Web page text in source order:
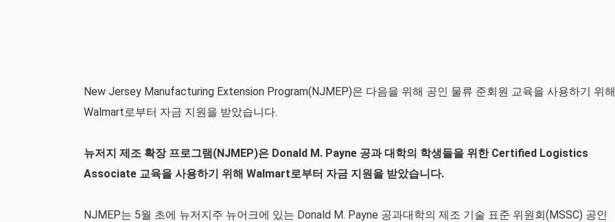
New Jersey Manufacturing Extension Program(NJMEP)은 다음을 위해 공인 물류 준회원 교육을 사용하기 위해
Walmart로부터 자금 지원을 받았습니다.
뉴저지 제조 확장 프로그램(NJMEP)은 Donald M. Payne 공과 대학의 학생들을 위한 Certified Logistics
Associate 교육을 사용하기 위해 Walmart로부터 자금 지원을 받았습니다.
NJMEP는 5월 초에 뉴저지주 뉴어크에 있는 Donald M. Payne 공과대학의 제조 기술 표준 위원회(MSSC) 공인